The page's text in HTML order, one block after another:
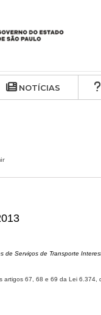
NOTÍCIAS
de Serviços de Transporte
artigos 67, 68 e 69 da Lei 6.374,